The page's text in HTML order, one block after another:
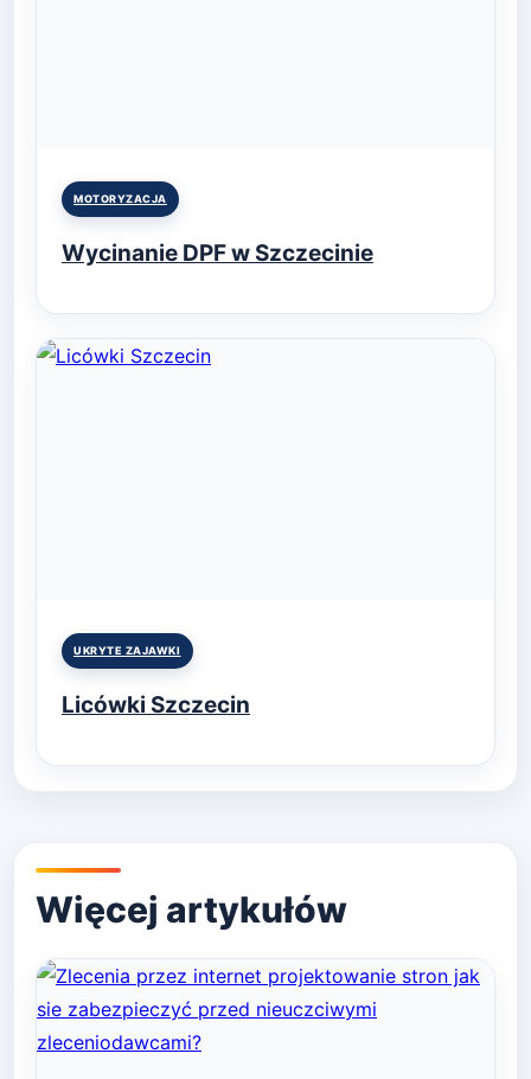
Posted
MOTORYZACJA
Wycinanie DPF w Szczecinie
Posted
UKRYTE ZAJAWKI
Licówki Szczecin